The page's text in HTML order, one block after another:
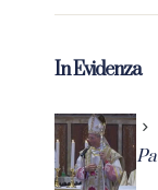
In Evidenza